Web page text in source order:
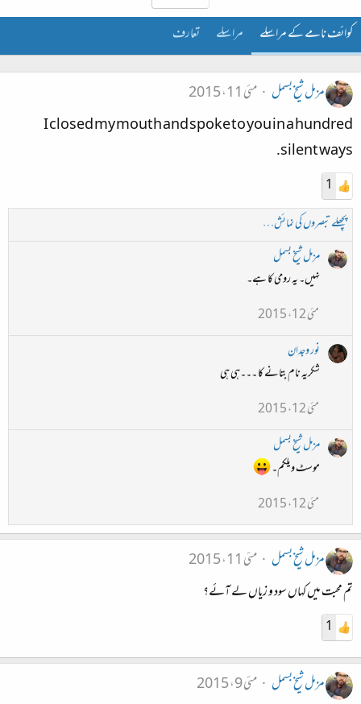
کوائف نامے کے مراسلے مراسلے تعارف
مزمل شیخ بسمل
مئی 11، 2015
I closed my mouth and spoke to you in a hundred
silent ways.
1
پچھلے تبصروں کی نمائش…
مزمل شیخ بسمل
نہیں۔ یہ رومی کا ہے۔
مئی 12، 2015
نور وجدان
شکریہ نام بتانے کا ۔۔۔ہی ہی
مئی 12، 2015
مزمل شیخ بسمل
موسٹ ویلکم۔
مئی 12، 2015
مزمل شیخ بسمل
مئی 11، 2015
تم محبت میں کہاں سود و زیاں لے آئے؟
1
مزمل شیخ بسمل
مئی 9، 2015